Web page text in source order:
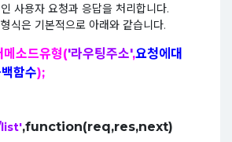
사용자 요청과 응답을 처리합니다.
식은 기본적으로 아래와 같습니다.
소드유형('라우팅주소',요청에대
함수);
,function(req,res,next)